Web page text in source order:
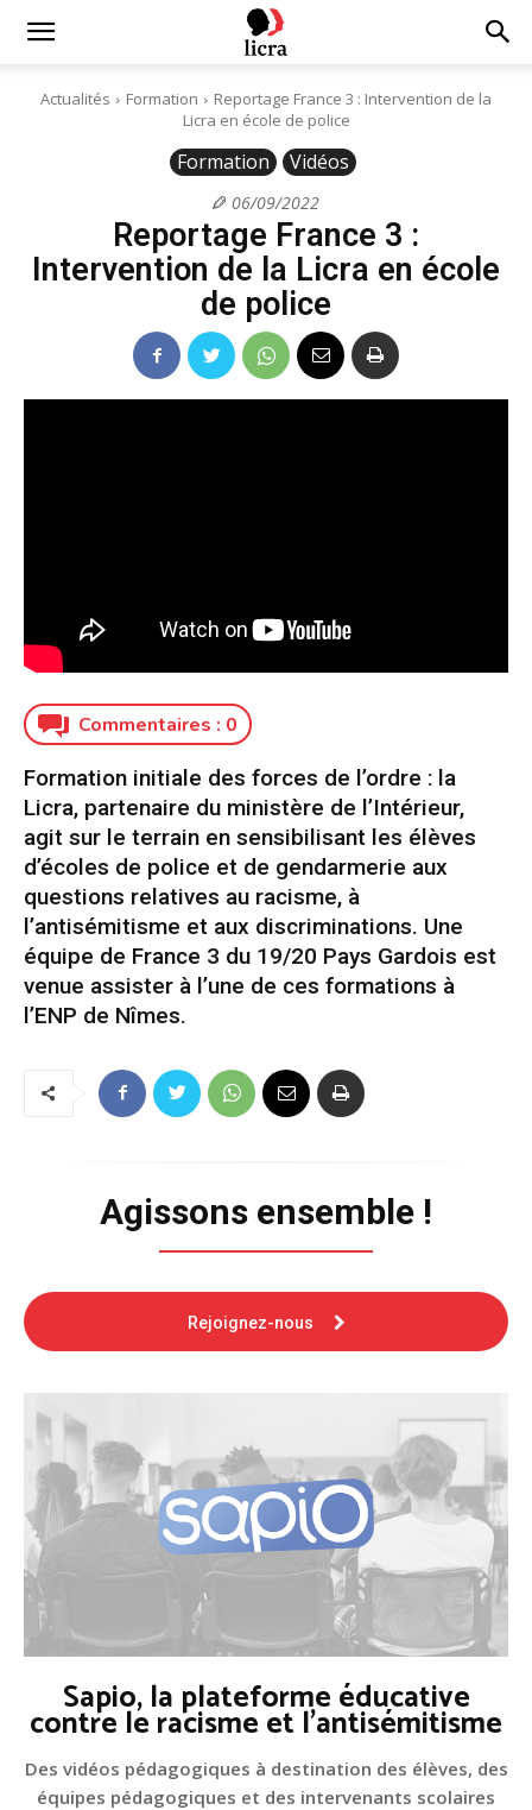
Licra
Actualités Formation
Reportage France 3 : Intervention de la
Licra en école de police
Formation Vidéos
06/09/2022
Reportage France 3 :
Intervention de la Licra en école
de police
Commentaires : 0
Formation initiale des forces de l’ordre : la
Licra, partenaire du ministère de l’Intérieur,
agit sur le terrain en sensibilisant les élèves
d’écoles de police et de gendarmerie aux
questions relatives au racisme, à
l’antisémitisme et aux discriminations. Une
équipe de France 3 du 19/20 Pays Gardois est
venue assister à l’une de ces formations à
l’ENP de Nîmes.
Agissons ensemble !
Rejoignez-nous
Sapio, la plateforme éducative
contre le racisme et l'antisémitisme
Des vidéos pédagogiques à destination des élèves, des
équipes pédagogiques et des intervenants scolaires